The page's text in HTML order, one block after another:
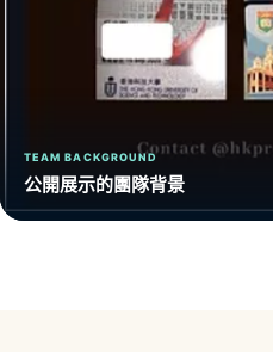
TEAM BACKGROUND
公開展示的團隊背景